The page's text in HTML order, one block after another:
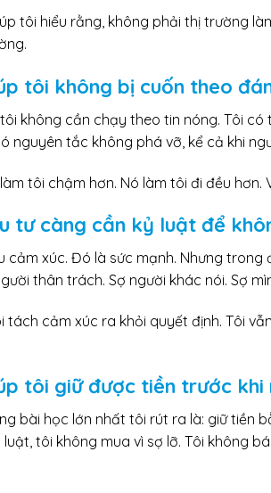
tôi hiểu rằng, không phải thị trường
tôi không bị cuốn theo
không cần chạy theo tin nóng. Tôi
nguyên tắc không phá vỡ, kể cả khi
tôi chậm hơn. Nó làm tôi đi đều hơn.
tư càng cần kỷ luật để
cảm xúc. Đó là sức mạnh. Nhưng
thân trách. Sợ người khác nói. Sợ
tách cảm xúc ra khỏi quyết định. Tôi
tôi giữ được tiền trước khi
bài học lớn nhất tôi rút ra là: giữ tiền
luật, tôi không mua vì sợ lỡ. Tôi không